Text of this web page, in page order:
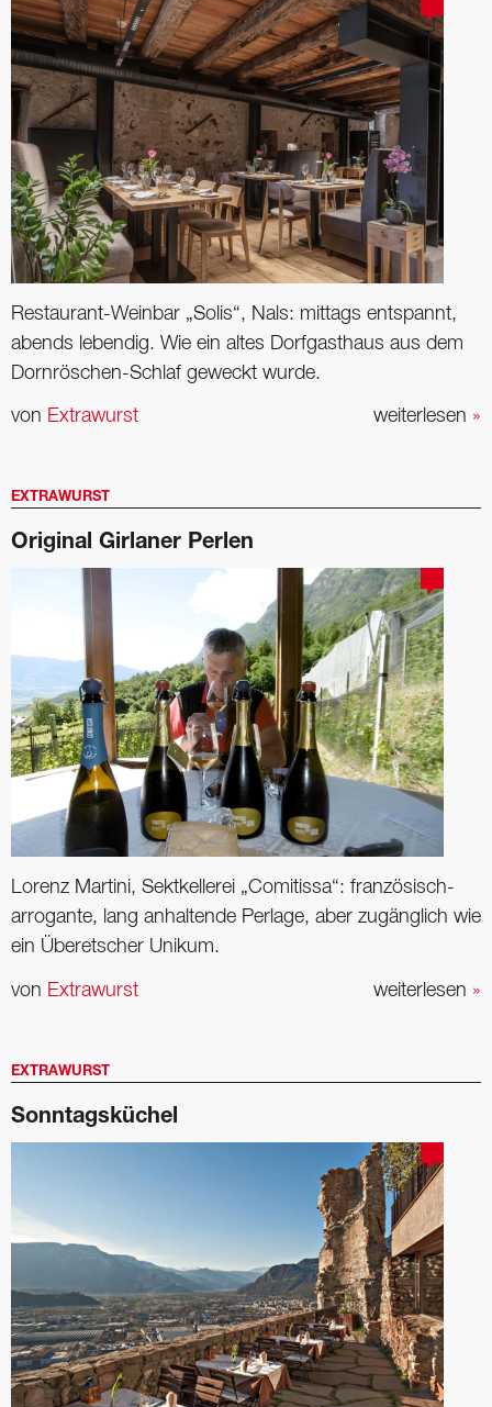
Restaurant-Weinbar „Solis“, Nals: mittags entspannt,
abends lebendig. Wie ein altes Dorfgasthaus aus dem
Dornröschen-Schlaf geweckt wurde.
weiterlesen »
von Extrawurst
EXTRAWURST
Original Girlaner Perlen
Lorenz Martini, Sektkellerei „Comitissa“: französisch-
arrogante, lang anhaltende Perlage, aber zugänglich wie
ein Überetscher Unikum.
weiterlesen »
von Extrawurst
EXTRAWURST
Sonntagsküchel